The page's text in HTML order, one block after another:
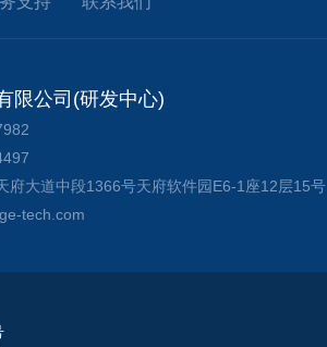
限公司(研发中心)
府大道中段1366号天府软件园E6-1座12层15号
tech.com